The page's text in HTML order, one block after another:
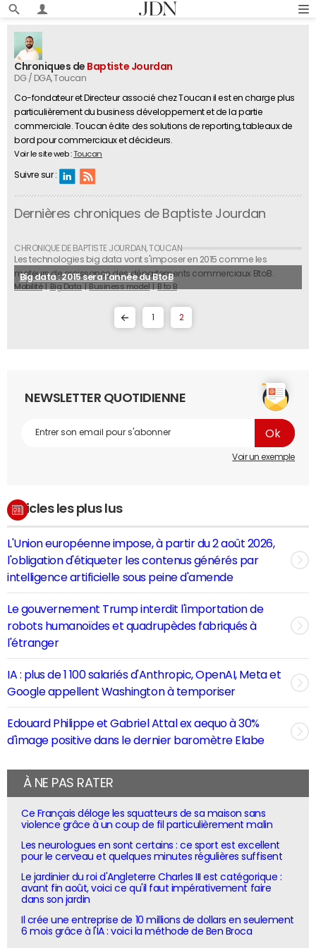
Chroniques de Baptiste Jourdan
DG / DGA, Toucan
Co-fondateur et Directeur associé chez Toucan il est en charge plus
particulièrement du business développement et de la partie
commerciale. Toucan édite des solutions de reporting, tableaux de
bord pour commerciaux et décideurs.
Voir le site web :Toucan
Suivre sur :
Dernières chroniques de Baptiste Jourdan
Big data : 2015 sera l’année du BtoB
Les technologies big data vont s'imposer en 2015 comme les
moteurs de croissance des départements commerciaux BtoB.
Mobilité
Big Data Business model B to B
1 2
NEWSLETTER QUOTIDIENNE
Voir un exemple
Articles les plus lus
L'Union européenne impose, à partir du 2 août 2026,
l'obligation d'étiqueter les contenus générés par
intelligence artificielle sous peine d'amende
Le gouvernement Trump interdit l'importation de
robots humanoïdes et quadrupèdes fabriqués à
l'étranger
IA : plus de 1 100 salariés d'Anthropic, OpenAI, Meta et
Google appellent Washington à temporiser
Edouard Philippe et Gabriel Attal ex aequo à 30%
d'image positive dans le dernier baromètre Elabe
À NE PAS RATER
Ce Français déloge les squatteurs de sa maison sans
violence grâce à un coup de fil particulièrement malin
Les neurologues en sont certains : ce sport est excellent
pour le cerveau et quelques minutes régulières suffisent
Le jardinier du roi d'Angleterre Charles III est catégorique :
avant fin août, voici ce qu'il faut impérativement faire
dans son jardin
Il crée une entreprise de 10 millions de dollars en seulement
6 mois grâce à l'IA : voici la méthode de Ben Broca